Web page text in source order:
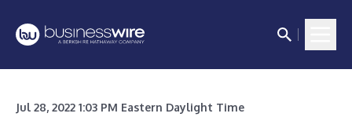
Jul 28, 2022 1:03 PM Eastern Daylight Time